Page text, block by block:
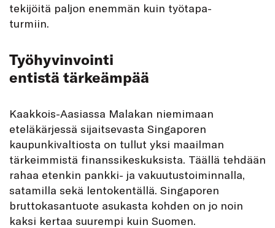
tekijöitä paljon enemmän kuin työtapa-
turmiin.
Työhyvinvointi
entistä tärkeämpää
Kaakkois-Aasiassa Malakan niemimaan
eteläkärjessä sijaitsevasta Singaporen
kaupunkivaltiosta on tullut yksi maailman
tärkeimmistä finanssikeskuksista. Täällä tehdään
rahaa etenkin pankki- ja vakuutustoiminnalla,
satamilla sekä lentokentällä. Singaporen
bruttokasantuote asukasta kohden on jo noin
kaksi kertaa suurempi kuin Suomen.